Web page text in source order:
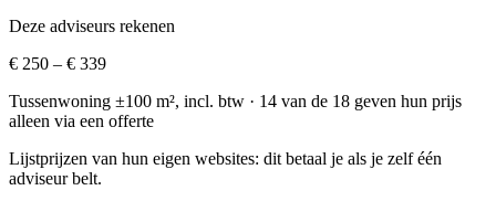
Deze adviseurs rekenen
€ 250 – € 339
Tussenwoning ±100 m², incl. btw · 14 van de 18 geven hun prijs
alleen via een offerte
Lijstprijzen van hun eigen websites: dit betaal je als je zelf één
adviseur belt.